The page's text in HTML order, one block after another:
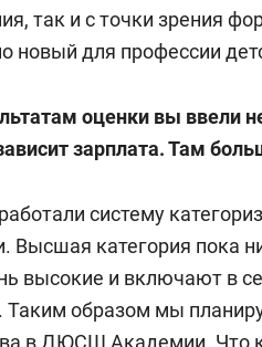
так и с точки зрения
новый для профессии
оценки вы ввели
зарплата. Там
систему
Высшая категория пока
высокие и включают в
Таким образом мы
в ДЮСШ Академии. Что